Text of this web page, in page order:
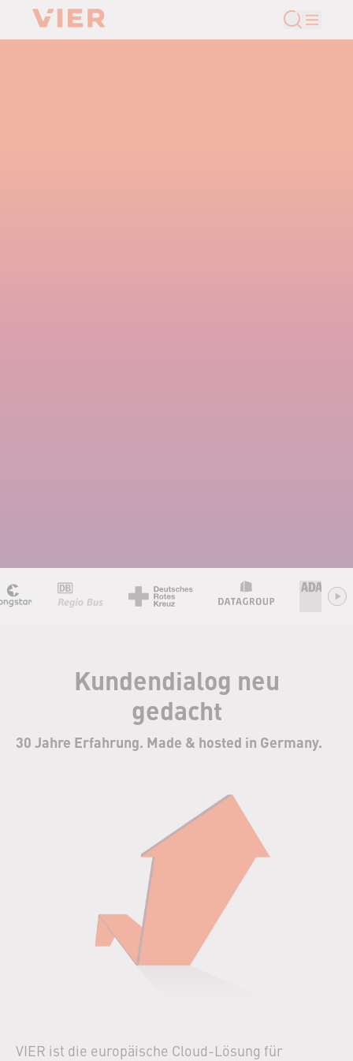
Kundendialog neu
gedacht
30 Jahre Erfahrung. Made & hosted in Germany.
VIER ist die europäische Cloud-Lösung für